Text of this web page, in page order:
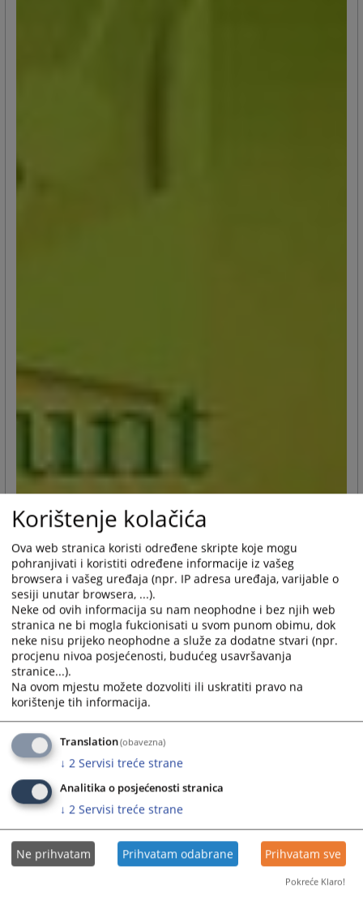
Korištenje kolačića
Ova web stranica koristi određene skripte koje mogu
pohranjivati i koristiti određene informacije iz vašeg
browsera i vašeg uređaja (npr. IP adresa uređaja, varijable o
sesiji unutar browsera, ...).
Neke od ovih informacija su nam neophodne i bez njih web
stranica ne bi mogla fukcionisati u svom punom obimu, dok
neke nisu prijeko neophodne a služe za dodatne stvari (npr.
procjenu nivoa posjećenosti, budućeg usavršavanja
stranice...).
Na ovom mjestu možete dozvoliti ili uskratiti pravo na
korištenje tih informacija.
Translation(obavezna)
↓ 2 Servisi treće strane
Analitika o posjećenosti stranica
↓ 2 Servisi treće strane
Ne prihvatam Prihvatam odabrane Prihvatam sve
Pokreće Klaro!